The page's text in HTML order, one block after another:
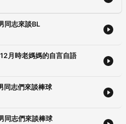
同志來談BL
月時老媽媽的自言自語
同志們來談棒球
同志們來談棒球